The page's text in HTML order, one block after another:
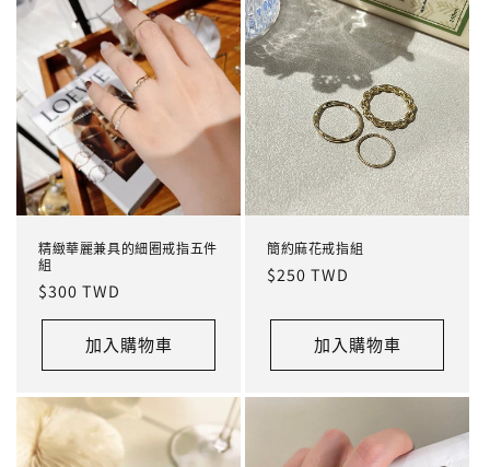
精緻華麗兼具的細圈戒指五件
組
定
價
$300 TWD
加入購物車
簡約麻花戒指組
定
$250 TWD
加入購物車